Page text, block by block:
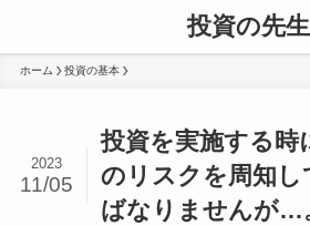
投資の先生
ホーム 投資の基本
投資を実施する時
のリスクを周知
ばなりませんが…
2023
11/05